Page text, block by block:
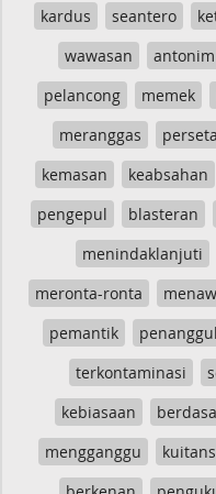
kardus
seantero
wawasan
antonim
pelancong
memek
meranggas
kemasan
keabsahan
pengepul
blasteran
menindaklanjuti
meronta-ronta
pemantik
terkontaminasi
kebiasaan
mengganggu